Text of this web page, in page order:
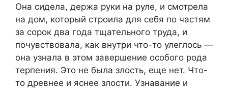
Она сидела, держа руки на руле, и смотрела
на дом, который строила для себя по частям
за сорок два года тщательного труда, и
почувствовала, как внутри что-то улеглось —
она узнала в этом завершение особого рода
терпения. Это не была злость, еще нет. Что-
то древнее и яснее злости. Узнавание и